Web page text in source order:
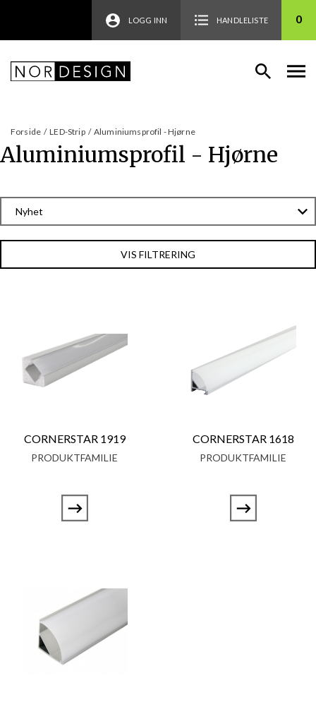
LOGG INN HANDLELISTE 0
Forside / LED-Strip / Aluminiumsprofil - Hjørne
Aluminiumsprofil - Hjørne
VIS FILTRERING
CORNERSTAR 1919
PRODUKTFAMILIE
CORNERSTAR 1618
PRODUKTFAMILIE